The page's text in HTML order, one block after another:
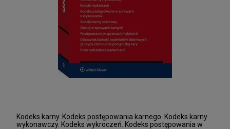
Kodeks karny. Kodeks postępowania karnego. Kodeks karny
wykonawczy. Kodeks wykroczeń. Kodeks postępowania w